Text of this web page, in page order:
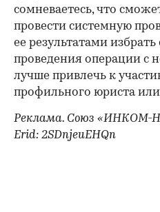
сомневаетесь, что
провести системную
ее результатами
проведения операции с
лучше привлечь к
профильного юриста
Реклама. Союз «ИНКОМ-
Erid: 2SDnjeuEHQn